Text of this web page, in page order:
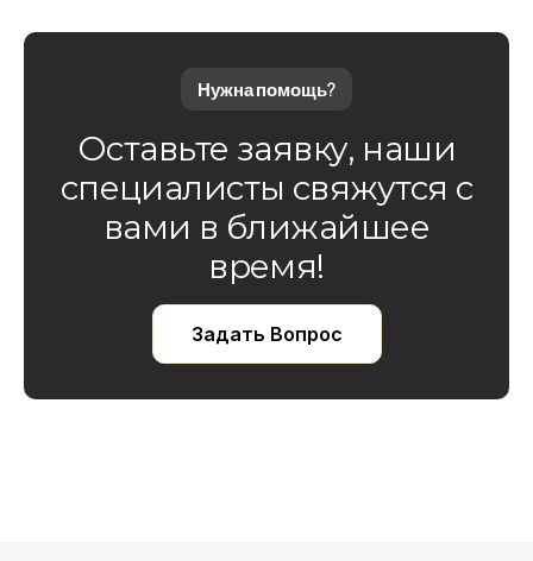
Нужна помощь?
Оставьте заявку, наши
специалисты свяжутся с
вами в ближайшее
время!
Задать Вопрос